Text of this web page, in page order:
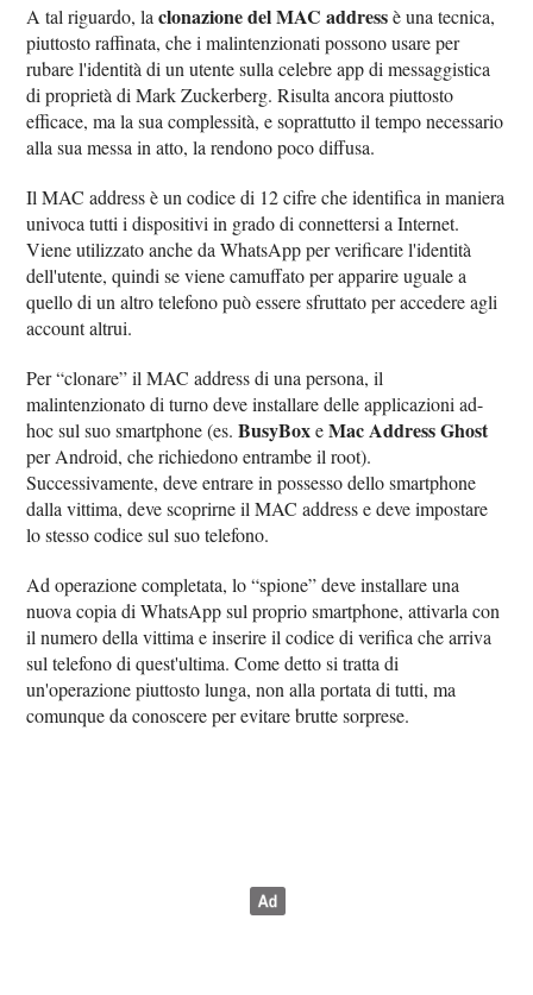
A tal riguardo, laclonazione del MAC addressè una tecnica,
piuttosto raffinata, che i malintenzionati possono usare per
rubare l'identità di un utente sulla celebre app di messaggistica
di proprietà di Mark Zuckerberg. Risulta ancora piuttosto
efficace, ma la sua complessità, e soprattutto il tempo necessario
alla sua messa in atto, la rendono poco diffusa.
Il MAC address è un codice di 12 cifre che identifica in maniera
univoca tutti i dispositivi in grado di connettersi a Internet.
Viene utilizzato anche da WhatsApp per verificare l'identità
dell'utente, quindi se viene camuffato per apparire uguale a
quello di un altro telefono può essere sfruttato per accedere agli
account altrui.
Per “clonare” il MAC address di una persona, il
malintenzionato di turno deve installare delle applicazioni ad-
hoc sul suo smartphone (es.BusyBoxeMac Address Ghost
per Android, che richiedono entrambe il root).
Successivamente, deve entrare in possesso dello smartphone
dalla vittima, deve scoprirne il MAC address e deve impostare
lo stesso codice sul suo telefono.
Ad operazione completata, lo “spione” deve installare una
nuova copia di WhatsApp sul proprio smartphone, attivarla con
il numero della vittima e inserire il codice di verifica che arriva
sul telefono di quest'ultima. Come detto si tratta di
un'operazione piuttosto lunga, non alla portata di tutti, ma
comunque da conoscere per evitare brutte sorprese.